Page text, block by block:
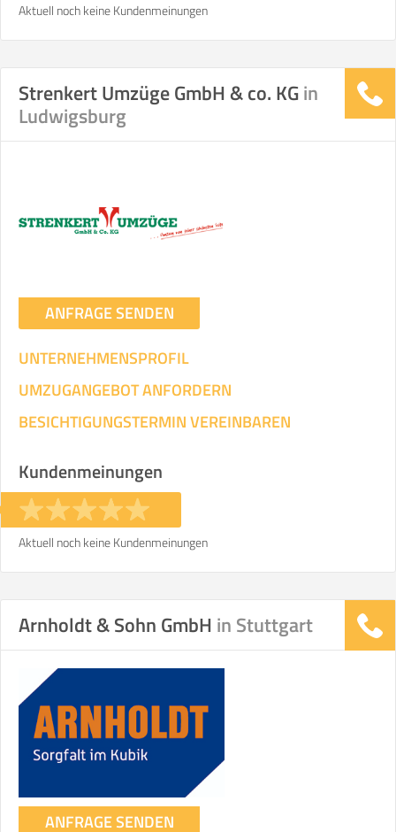
Stunden Stunden
KOSTENSCHÄTZUNG: € -€
Mitarbeiter Zeit pro Mitarbeiter
KOSTENSCHÄTZUNG:
ICH MÖCHTE ANGEBOTE ANFORDERN
SO ERRECHNET SICH DIE KOSTENSCHÄTZUNG
Aktuell noch keine Kundenmeinungen
Strenkert Umzüge GmbH & co. KGin
Ludwigsburg
ANFRAGE SENDEN
UNTERNEHMENSPROFIL
UMZUGANGEBOT ANFORDERN
BESICHTIGUNGSTERMIN VEREINBAREN
Kundenmeinungen
Aktuell noch keine Kundenmeinungen
Arnholdt & Sohn GmbH in Stuttgart
ANFRAGE SENDEN